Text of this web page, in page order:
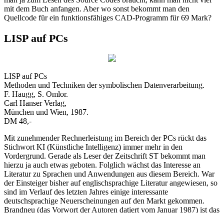
mit dem Buch anfangen. Aber wo sonst bekommt man den
Quellcode für ein funktionsfähiges CAD-Programm für 69 Mark?
LISP auf PCs
LISP auf PCs
Methoden und Techniken der symbolischen Datenverarbeitung.
F. Haugg, S. Omlor.
Carl Hanser Verlag,
München und Wien, 1987.
DM 48,-
Mit zunehmender Rechnerleistung im Bereich der PCs rückt das
Stichwort KI (Künstliche Intelligenz) immer mehr in den
Vordergrund. Gerade als Leser der Zeitschrift ST bekommt man
hierzu ja auch etwas geboten. Folglich wächst das Interesse an
Literatur zu Sprachen und Anwendungen aus diesem Bereich. War
der Einsteiger bisher auf englischsprachige Literatur angewiesen, so
sind im Verlauf des letzten Jahres einige interessante
deutschsprachige Neuerscheinungen auf den Markt gekommen.
Brandneu (das Vorwort der Autoren datiert vom Januar 1987) ist das